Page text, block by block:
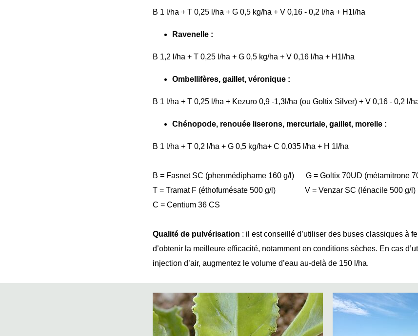
B 1 l/ha + T 0,25 l/ha + G 0,5 kg/ha + V 0,16 - 0,2 l/ha + H1l/ha
Ravenelle :
B 1,2 l/ha + T 0,25 l/ha + G 0,5 kg/ha + V 0,16 l/ha + H1l/ha
Ombellifères, gaillet, véronique :
B 1 l/ha + T 0,25 l/ha + Kezuro 0,9 -1,3l/ha (ou Goltix Silver) + V 0,16 - 0,2 l/
Chénopode, renouée liserons, mercuriale, gaillet, morelle :
B 1 l/ha + T 0,2 l/ha + G 0,5 kg/ha+ C 0,035 l/ha + H 1l/ha
B = Fasnet SC (phenmédiphame 160 g/l) G = Goltix 70UD (métamitrone
T = Tramat F (éthofumésate 500 g/l) V = Venzar SC (lénacile 500 g/l)
C = Centium 36 CS
Qualité de pulvérisation : il est conseillé d’utiliser des buses classiques à
d’obtenir la meilleure efficacité, notamment en conditions sèches. En cas
injection d’air, augmentez le volume d’eau au-delà de 150 l/ha.